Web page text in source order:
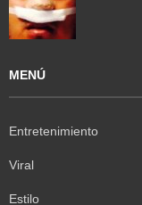
MENÚ
Entretenimiento
Viral
Estilo